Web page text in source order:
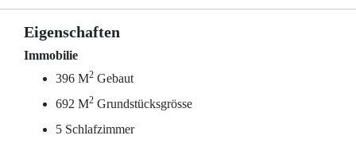
Eigenschaften
Immobilie
396 M2 Gebaut
692 M2 Grundstücksgrösse
5 Schlafzimmer